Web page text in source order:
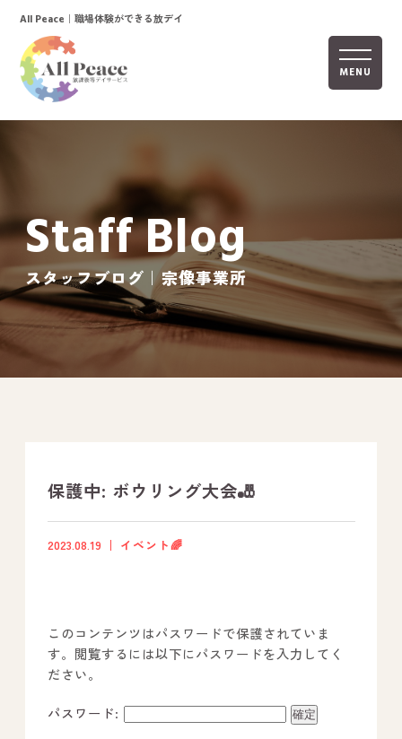
MENU
ホーム
活動内容
ご利用までの流れ
採用情報
自己評価表
社内行事
事業所のご案内
－ オールピース宗像事業所
－ オールピース福津事業所
All Peace ｜職場体験ができる放デイ
Staff Blog
スタッフブログ｜宗像事業所
保護中: ボウリング大会🎳
2023.08.19 イベント🌈
このコンテンツはパスワードで保護されていま
す。閲覧するには以下にパスワードを入力してく
ださい。
パスワード: